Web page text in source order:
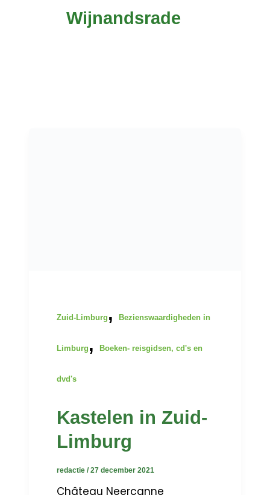
Wijnandsrade
Zuid-Limburg ,Bezienswaardigheden in
Limburg ,Boeken- reisgidsen, cd's en
dvd's
Kastelen in Zuid-
Limburg
redactie/27 december 2021
Château Neercanne